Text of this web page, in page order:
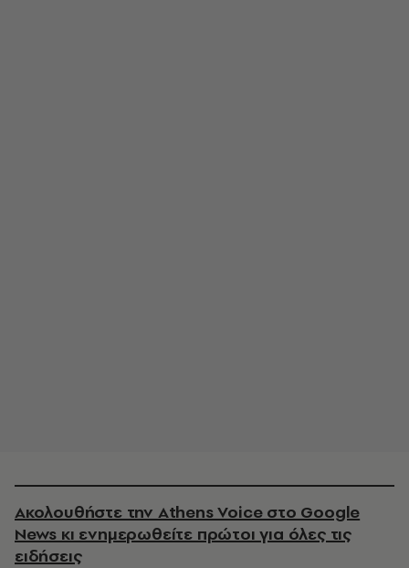
Ακολουθήστε την Athens Voice στο Google
News κι ενημερωθείτε πρώτοι για όλες τις
ειδήσεις